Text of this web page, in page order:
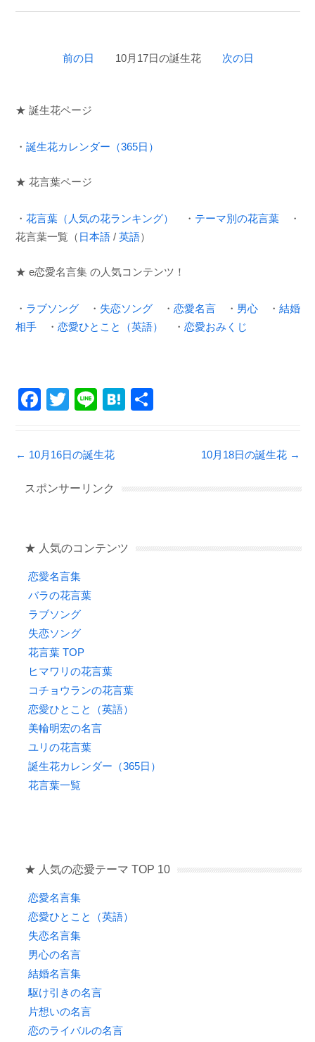
前の日 10月17日の誕生花 次の日
★ 誕生花ページ
・ 誕生花カレンダー（365日）
★ 花言葉ページ
・ 花言葉（人気の花ランキング） ・ テーマ別の花言葉 ・
花言葉一覧（ 日本語 / 英語）
★ e恋愛名言集 の人気コンテンツ！
・ ラブソング ・ 失恋ソング ・ 恋愛名言 ・ 男心 ・ 結婚
相手 ・ 恋愛ひとこと（英語） ・ 恋愛おみくじ
F
c
e
b
k
T
tt
er
Li
e
H
Post navigation
← 10月16日の誕生花 10月18日の誕生花 →
スポンサーリンク
★ 人気のコンテンツ
恋愛名言集
バラの花言葉
ラブソング
失恋ソング
花言葉 TOP
ヒマワリの花言葉
コチョウランの花言葉
恋愛ひとこと（英語）
美輪明宏の名言
ユリの花言葉
誕生花カレンダー（365日）
花言葉一覧
★ 人気の恋愛テーマ TOP 10
恋愛名言集
恋愛ひとこと（英語）
失恋名言集
男心の名言
結婚名言集
駆け引きの名言
片想いの名言
恋のライバルの名言